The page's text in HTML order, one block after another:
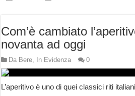
Com’è cambiato
novanta ad oggi
Da Bere, In Evidenza 0
L’aperitivo è uno di quei classici riti